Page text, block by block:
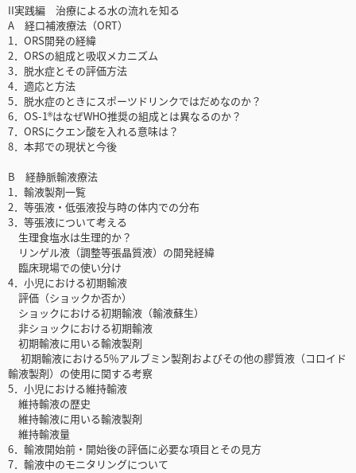
II実践編 治療による水の流れを知る
A 経口補液療法（ORT）
1．ORS開発の経緯
2．ORSの組成と吸収メカニズム
3．脱水症とその評価方法
4．適応と方法
5．脱水症のときにスポーツドリンクではだめなのか？
6．OS-1®はなぜWHO推奨の組成とは異なるのか？
7．ORSにクエン酸を入れる意味は？
8．本邦での現状と今後
B 経静脈輸液療法
1．輸液製剤一覧
2．等張液・低張液投与時の体内での分布
3．等張液について考える
生理食塩水は生理的か？
リンゲル液（調整等張晶質液）の開発経緯
臨床現場での使い分け
4．小児における初期輸液
評価（ショックか否か）
ショックにおける初期輸液（輸液蘇生）
非ショックにおける初期輸液
初期輸液に用いる輸液製剤
初期輸液における5％アルブミン製剤およびその他の膠質液（コロイド
輸液製剤）の使用に関する考察
5．小児における維持輸液
維持輸液の歴史
維持輸液に用いる輸液製剤
維持輸液量
6．輸液開始前・開始後の評価に必要な項目とその見方
7．輸液中のモニタリングについて